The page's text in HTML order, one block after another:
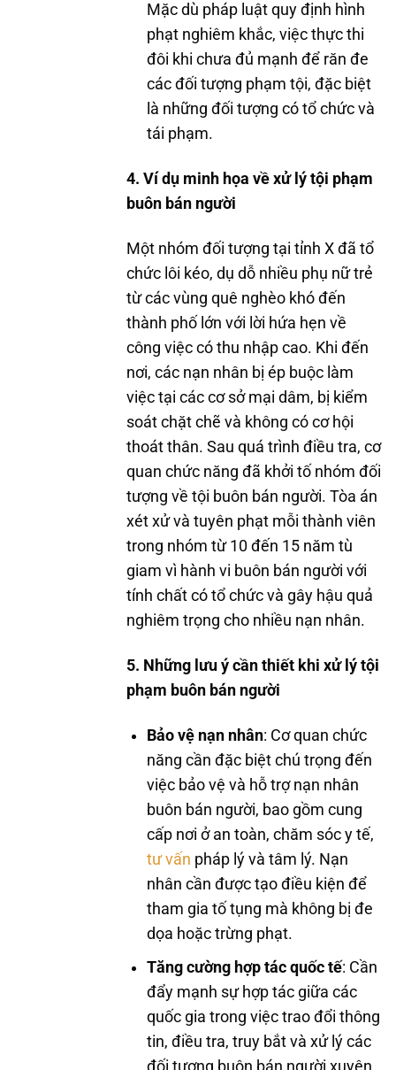
Mặc dù pháp luật quy định hình
phạt nghiêm khắc, việc thực thi
đôi khi chưa đủ mạnh để răn đe
các đối tượng phạm tội, đặc biệt
là những đối tượng có tổ chức và
tái phạm.
4. Ví dụ minh họa về xử lý tội phạm
buôn bán người
Một nhóm đối tượng tại tỉnh X đã tổ
chức lôi kéo, dụ dỗ nhiều phụ nữ trẻ
từ các vùng quê nghèo khó đến
thành phố lớn với lời hứa hẹn về
công việc có thu nhập cao. Khi đến
nơi, các nạn nhân bị ép buộc làm
việc tại các cơ sở mại dâm, bị kiểm
soát chặt chẽ và không có cơ hội
thoát thân. Sau quá trình điều tra, cơ
quan chức năng đã khởi tố nhóm đối
tượng về tội buôn bán người. Tòa án
xét xử và tuyên phạt mỗi thành viên
trong nhóm từ 10 đến 15 năm tù
giam vì hành vi buôn bán người với
tính chất có tổ chức và gây hậu quả
nghiêm trọng cho nhiều nạn nhân.
5. Những lưu ý cần thiết khi xử lý tội
phạm buôn bán người
Bảo vệ nạn nhân: Cơ quan chức
năng cần đặc biệt chú trọng đến
việc bảo vệ và hỗ trợ nạn nhân
buôn bán người, bao gồm cung
cấp nơi ở an toàn, chăm sóc y tế,
tư vấn pháp lý và tâm lý. Nạn
nhân cần được tạo điều kiện để
tham gia tố tụng mà không bị đe
dọa hoặc trừng phạt.
Tăng cường hợp tác quốc tế: Cần
đẩy mạnh sự hợp tác giữa các
quốc gia trong việc trao đổi thông
tin, điều tra, truy bắt và xử lý các